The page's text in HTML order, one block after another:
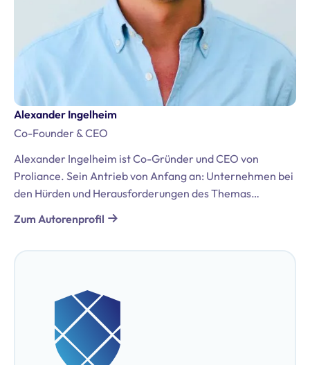
Alexander Ingelheim
Co-Founder & CEO
Alexander Ingelheim ist Co-Gründer und CEO von
Proliance. Sein Antrieb von Anfang an: Unternehmen bei
den Hürden und Herausforderungen des Themas
Datenschutz und der DSGVO zu unterstützen. Er bringt
umfassende Erfahrungen aus seiner Tätigkeit in der
Bregal Unternehmerkapital GmbH und McKinsey &
Datenschutzbeauftragter (TÜV & DEKRA).
Zum Autorenprofil